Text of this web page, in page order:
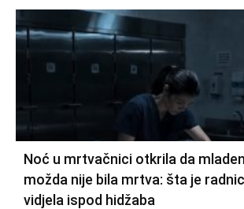
Noć u mrtvačnici otkrila da
možda nije bila mrtva: šta je
vidjela ispod hidžaba